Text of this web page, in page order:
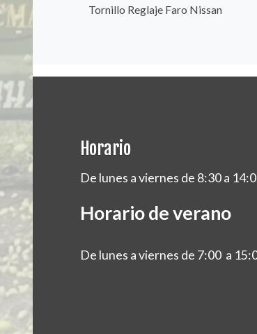
Tornillo Reglaje Faro Nissan
Horario
De lunes a viernes de 8:30 a
Horario de verano
De lunes a viernes de 7:00 a